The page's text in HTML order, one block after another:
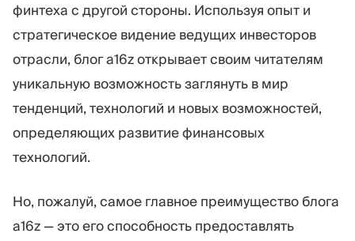
финтеха с другой стороны. Используя опыт и
стратегическое видение ведущих инвесторов
отрасли, блог a16z открывает своим читателям
уникальную возможность заглянуть в мир
тенденций, технологий и новых возможностей,
определяющих развитие финансовых
технологий.
Но, пожалуй, самое главное преимущество блога
a16z — это его способность предоставлять